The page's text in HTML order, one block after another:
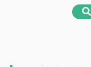
え）株式会社NBCメッシュ